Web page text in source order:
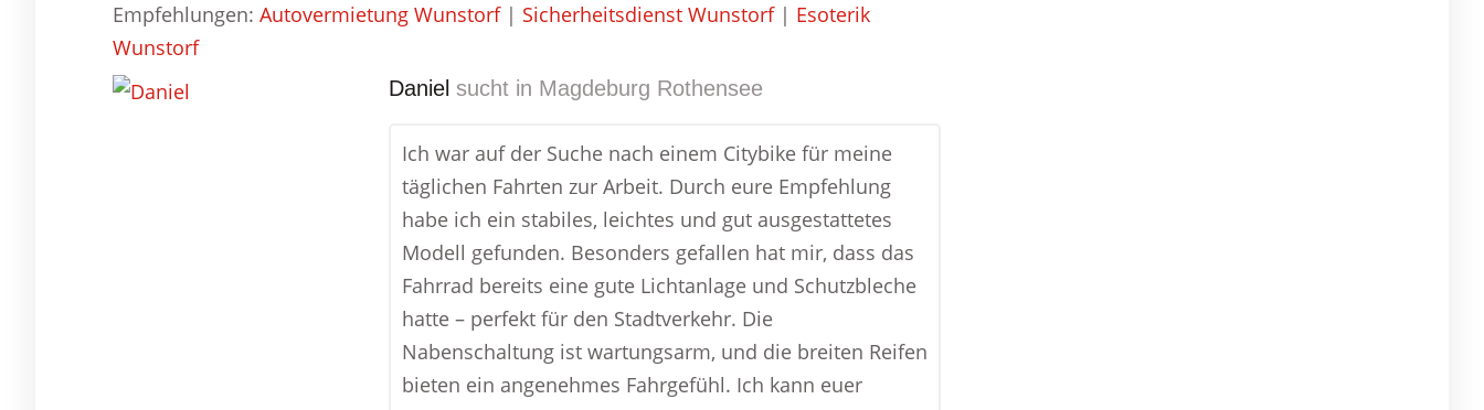
Empfehlungen: Autovermietung Wunstorf| Sicherheitsdienst Wunstorf| Esoterik
Wunstorf
Daniel sucht in Magdeburg Rothensee
Ich war auf der Suche nach einem Citybike für meine
täglichen Fahrten zur Arbeit. Durch eure Empfehlung
habe ich ein stabiles, leichtes und gut ausgestattetes
Modell gefunden. Besonders gefallen hat mir, dass das
Fahrrad bereits eine gute Lichtanlage und Schutzbleche
hatte – perfekt für den Stadtverkehr. Die
Nabenschaltung ist wartungsarm, und die breiten Reifen
bieten ein angenehmes Fahrgefühl. Ich kann euer